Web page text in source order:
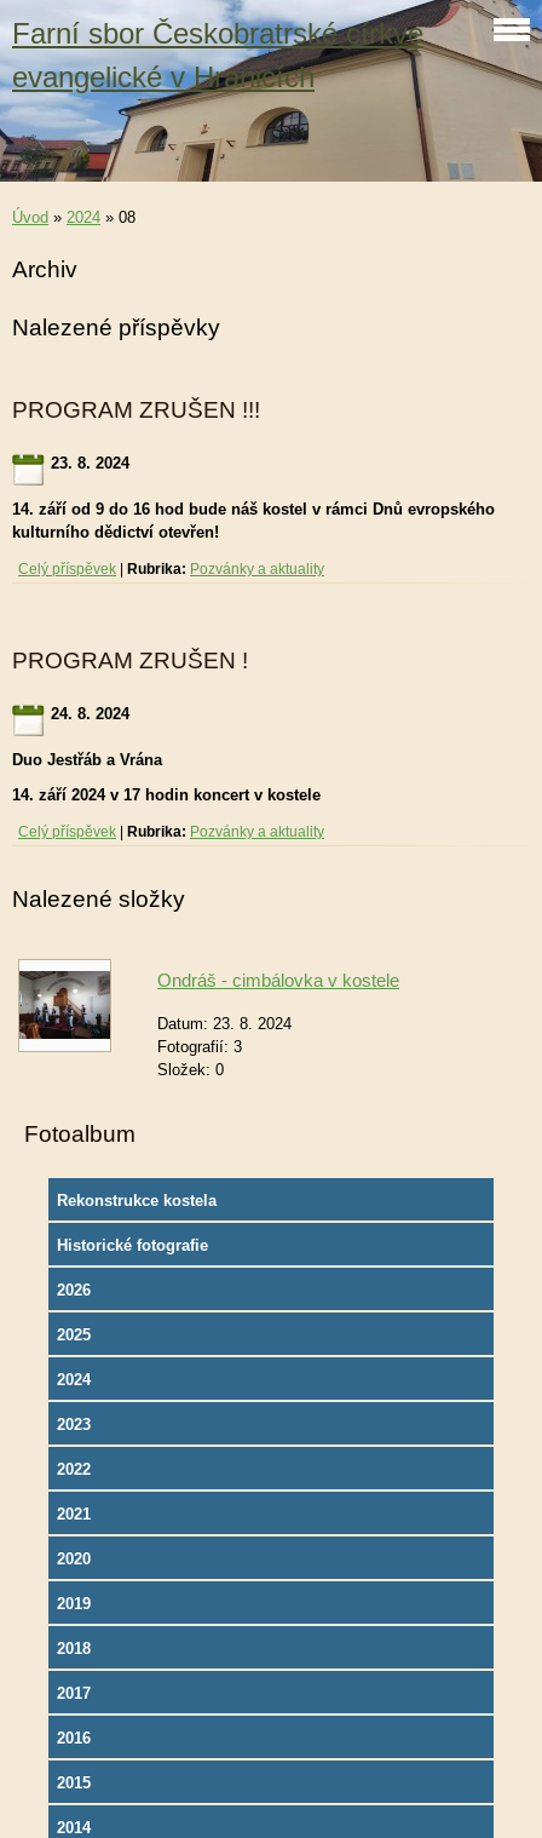
Farní sbor Českobratrské církve
evangelické v Hranicích
Úvod » 2024 » 08
Archiv
Nalezené příspěvky
PROGRAM ZRUŠEN !!!
23. 8. 2024
14. září od 9 do 16 hod bude náš kostel v rámci Dnů evropského
kulturního dědictví otevřen!
Celý příspěvek Rubrika: Pozvánky a aktuality
PROGRAM ZRUŠEN !
24. 8. 2024
Duo Jestřáb a Vrána
14. září 2024 v 17 hodin koncert v kostele
Celý příspěvek Rubrika: Pozvánky a aktuality
Nalezené složky
Ondráš - cimbálovka v kostele
Datum: 23. 8. 2024
Fotografií: 3
Složek: 0
Fotoalbum
Rekonstrukce kostela
Historické fotografie
2026
2025
2024
2023
2022
2021
2020
2019
2018
2017
2016
2015
2014